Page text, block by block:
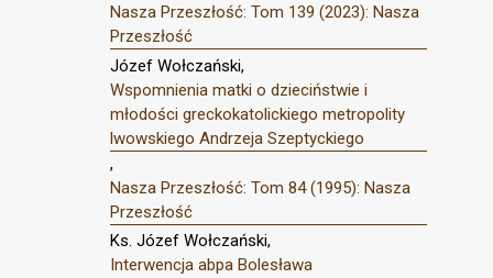
Nasza Przeszłość: Tom 139 (2023): Nasza
Przeszłość
Józef Wołczański,
Wspomnienia matki o dzieciństwie i
młodości greckokatolickiego metropolity
lwowskiego Andrzeja Szeptyckiego
,
Nasza Przeszłość: Tom 84 (1995): Nasza
Przeszłość
Ks. Józef Wołczański,
Interwencja abpa Bolesława